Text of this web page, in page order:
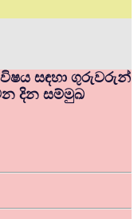
විෂය සඳහා ගුරුවරුන්
වන දින සම්මුඛ